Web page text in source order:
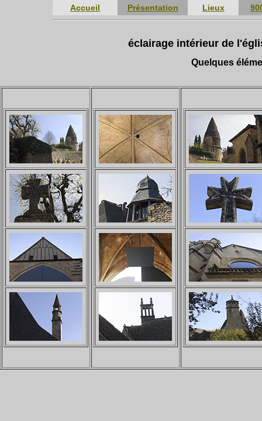
Accueil Présentation Lieux
éclairage intérieur de
Quelques